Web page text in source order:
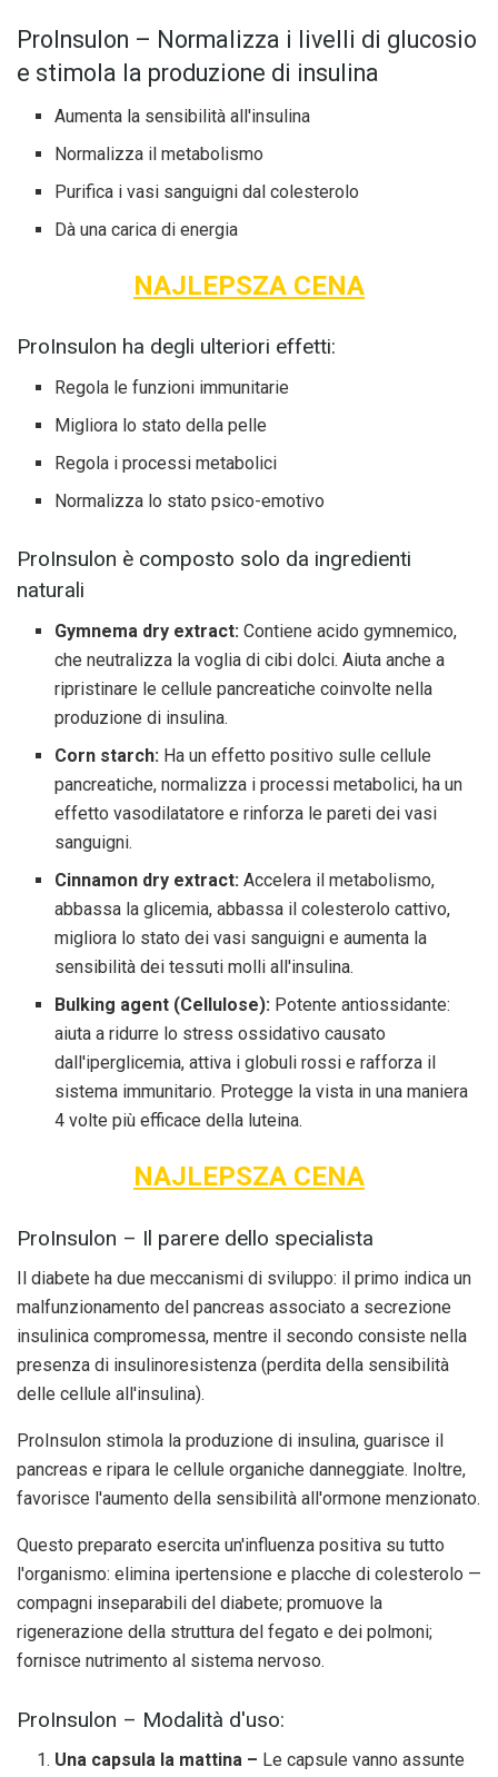
ProInsulon – Normalizza i livelli di glucosio
e stimola la produzione di insulina
Aumenta la sensibilità all'insulina
Normalizza il metabolismo
Purifica i vasi sanguigni dal colesterolo
Dà una carica di energia
NAJLEPSZA CENA
ProInsulon ha degli ulteriori effetti:
Regola le funzioni immunitarie
Migliora lo stato della pelle
Regola i processi metabolici
Normalizza lo stato psico-emotivo
ProInsulon è composto solo da ingredienti
naturali
Gymnema dry extract: Contiene acido gymnemico,
che neutralizza la voglia di cibi dolci. Aiuta anche a
ripristinare le cellule pancreatiche coinvolte nella
produzione di insulina.
Corn starch: Ha un effetto positivo sulle cellule
pancreatiche, normalizza i processi metabolici, ha un
effetto vasodilatatore e rinforza le pareti dei vasi
sanguigni.
Cinnamon dry extract: Accelera il metabolismo,
abbassa la glicemia, abbassa il colesterolo cattivo,
migliora lo stato dei vasi sanguigni e aumenta la
sensibilità dei tessuti molli all'insulina.
Bulking agent (Cellulose): Potente antiossidante:
aiuta a ridurre lo stress ossidativo causato
dall'iperglicemia, attiva i globuli rossi e rafforza il
sistema immunitario. Protegge la vista in una maniera
4 volte più efficace della luteina.
NAJLEPSZA CENA
ProInsulon – Il parere dello specialista
Il diabete ha due meccanismi di sviluppo: il primo indica un
malfunzionamento del pancreas associato a secrezione
insulinica compromessa, mentre il secondo consiste nella
presenza di insulinoresistenza (perdita della sensibilità
delle cellule all'insulina).
ProInsulon stimola la produzione di insulina, guarisce il
pancreas e ripara le cellule organiche danneggiate. Inoltre,
favorisce l'aumento della sensibilità all'ormone menzionato.
Questo preparato esercita un'influenza positiva su tutto
l'organismo: elimina ipertensione e placche di colesterolo —
compagni inseparabili del diabete; promuove la
rigenerazione della struttura del fegato e dei polmoni;
fornisce nutrimento al sistema nervoso.
ProInsulon – Modalità d'uso:
Una capsula la mattina – Le capsule vanno assunte